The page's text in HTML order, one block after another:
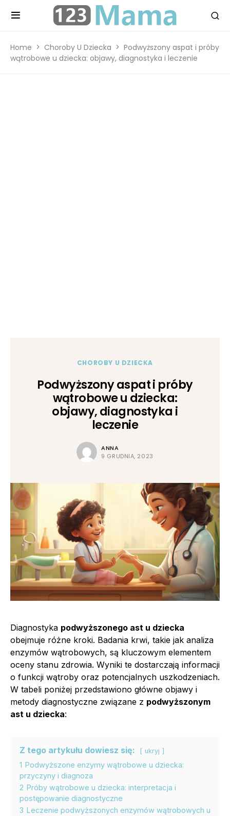
Home Choroby U Dziecka
Podwyższony aspat i próby
wątrobowe u dziecka: objawy, diagnostyka i leczenie
CHOROBY U DZIECKA
Podwyższony aspat i próby
wątrobowe u dziecka:
objawy, diagnostyka i
leczenie
ANNA
9 GRUDNIA, 2023
Diagnostyka podwyższonego ast u dziecka
obejmuje różne kroki. Badania krwi, takie jak analiza
enzymów wątrobowych, są kluczowym elementem
oceny stanu zdrowia. Wyniki te dostarczają informacji
o funkcji wątroby oraz potencjalnych uszkodzeniach.
W tabeli poniżej przedstawiono główne objawy i
metody diagnostyczne związane z podwyższonym
ast u dziecka:
Z tego artykułu dowiesz się: ukryj
1 Podwyższone enzymy wątrobowe u dziecka:
przyczyny i diagnoza
2 Próby wątrobowe u dziecka: interpretacja i
postępowanie diagnostyczne
3 Leczenie podwyższonych enzymów wątrobowych u